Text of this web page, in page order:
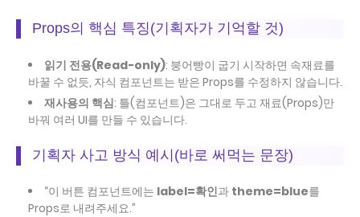
Props의 핵심 특징(기획자가 기억할 것)
읽기 전용(Read-only): 붕어빵이 굽기 시작하면 속재료를
바꿀 수 없듯, 자식 컴포넌트는 받은 Props를 수정하지 않습니다.
재사용의 핵심: 틀(컴포넌트)은 그대로 두고 재료(Props)만
바꿔 여러 UI를 만들 수 있습니다.
기획자 사고 방식 예시(바로 써먹는 문장)
“이 버튼 컴포넌트에는 label=확인과 theme=blue를
Props로 내려주세요.”